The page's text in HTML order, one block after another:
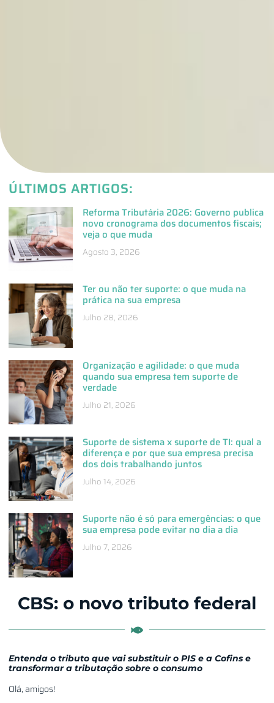
CBS: o novo tributo federal
Entenda o tributo que vai substituir o PIS e a Cofins e
transformar a tributação sobre o consumo
Olá, amigos!
ÚLTIMOS ARTIGOS:
Reforma Tributária 2026: Governo publica
novo cronograma dos documentos fiscais;
veja o que muda
Agosto 3, 2026
Ter ou não ter suporte: o que muda na
prática na sua empresa
Julho 28, 2026
Organização e agilidade: o que muda
quando sua empresa tem suporte de
verdade
Julho 21, 2026
Suporte de sistema x suporte de TI: qual a
diferença e por que sua empresa precisa
dos dois trabalhando juntos
Julho 14, 2026
Suporte não é só para emergências: o que
sua empresa pode evitar no dia a dia
Julho 7, 2026